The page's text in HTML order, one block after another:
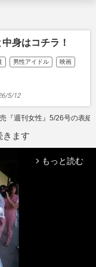
身はコチラ！
男性アイドル 映画
5/12
『週刊女性』5/26号の表紙
きます
arrow_forward_ios もっと読む